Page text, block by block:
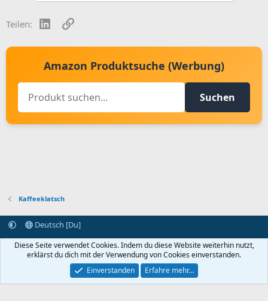
Teilen: LinkedInLink
Amazon Produktsuche (Werbung)
Suchen
Kaffeeklatsch
Deutsch [Du]
Kontakt aufnehmen
Bedingungen und Regeln
Datenschutz
Startseite
R
S
Community platform by XenForo® © 2010-2024 XenForo Ltd.
Diese Seite verwendet Cookies. Indem du diese Website weiterhin nutzt,
erklärst du dich mit der Verwendung von Cookies einverstanden.
Einverstanden
Erfahre mehr…